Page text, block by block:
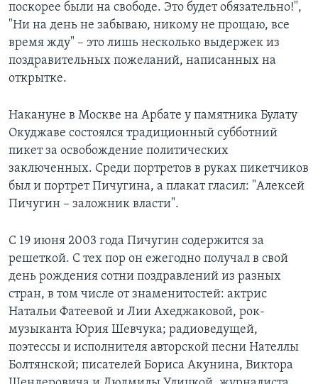
поскорее были на свободе. Это будет обязательно!",
"Ни на день не забываю, никому не прощаю, все
время жду" – это лишь несколько выдержек из
поздравительных пожеланий, написанных на
открытке.
Накануне в Москве на Арбате у памятника Булату
Окуджаве состоялся традиционный субботний
пикет за освобождение политических
заключенных. Среди портретов в руках пикетчиков
был и портрет Пичугина, а плакат гласил: "Алексей
Пичугин – заложник власти".
С 19 июня 2003 года Пичугин содержится за
решеткой. С тех пор он ежегодно получал в свой
день рождения сотни поздравлений из разных
стран, в том числе от знаменитостей: актрис
Натальи Фатеевой и Лии Ахеджаковой, рок-
музыканта Юрия Шевчука; радиоведущей,
поэтессы и исполнителя авторской песни Нателлы
Болтянской; писателей Бориса Акунина, Виктора